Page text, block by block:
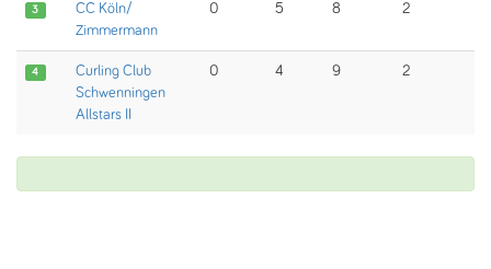
3
CC Köln/
Zimmermann
0 5 8 2
4
Curling Club
Schwenningen
Allstars II
0 4 9 2